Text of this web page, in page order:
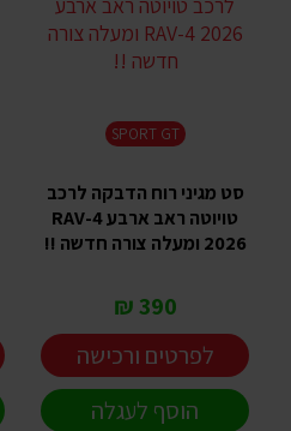
SPORT GT
סט מגיני רוח הדבקה לרכב
טויוטה ראב ארבע RAV-4
2026 ומעלה צורה חדשה !!
390 ₪
לפרטים ורכישה
הוסף לעגלה